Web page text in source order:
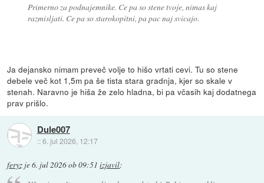
Primerno za podnajemnike. Ce pa so stene tvoje, nimas kaj
razmisljati. Ce pa so starokopitni, pa pac naj svicajo.
Ja dejansko nimam preveč volje to hišo vrtati cevi. Tu so stene
debele več kot 1,5m pa še tista stara gradnja, kjer so skale v
stenah. Naravno je hiša že zelo hladna, bi pa včasih kaj dodatnega
prav prišlo.
Dule007
::6. jul 2026, 12:17
feryz je6. jul 2026 ob 09:51 izjavil: